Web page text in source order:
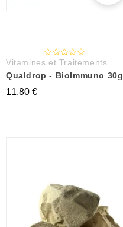
Vitamines et Traitements
Qualdrop - BioImmuno 30g
11,80 €